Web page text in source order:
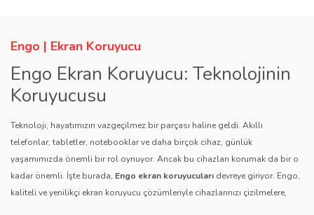
Engo | Ekran Koruyucu
Engo Ekran Koruyucu: Teknolojinin
Koruyucusu
Teknoloji, hayatımızın vazgeçilmez bir parçası haline geldi. Akıllı
telefonlar, tabletler, notebooklar ve daha birçok cihaz, günlük
yaşamımızda önemli bir rol oynuyor. Ancak bu cihazları korumak da bir o
kadar önemli. İşte burada, Engo ekran koruyucuları devreye giriyor. Engo,
kaliteli ve yenilikçi ekran koruyucu çözümleriyle cihazlarınızı çizilmelere,